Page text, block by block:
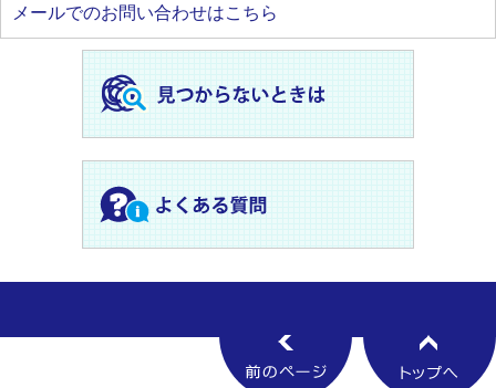
メールでのお問い合わせはこちら